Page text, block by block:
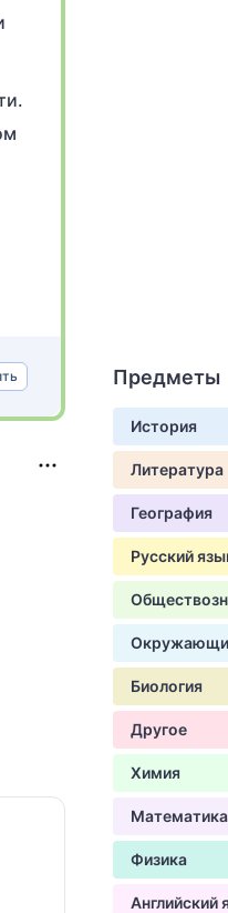
Предметы
История
Литература
География
Русский
Биология
Другое
Химия
Математика
Физика
Английский